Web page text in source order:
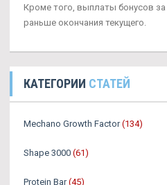
Кроме того, выплаты бонусов
раньше окончания текущего.
КАТЕГОРИИ СТАТЕЙ
Mechano Growth Factor (134)
Shape 3000 (61)
Protein Bar (45)